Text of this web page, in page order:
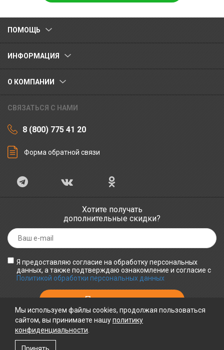
ПОМОЩЬ
ИНФОРМАЦИЯ
О КОМПАНИИ
СВЯЗАТЬСЯ С НАМИ
8 (800) 775 41 20
Форма обратной связи
Хотите получать
дополнительные скидки?
Я предоставляю согласие на обработку персональных
данных, а также подтверждаю ознакомление и согласие с
Политикой обработки персональных данных
ПРИНИМАЕМ К ОПЛАТЕ
Мы используем файлы cookies, продолжая пользоваться
сайтом, вы принимаете нашуполитику
конфиденциальности